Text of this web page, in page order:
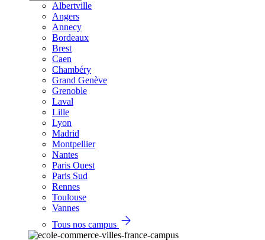
Albertville
Angers
Annecy
Bordeaux
Brest
Caen
Chambéry
Grand Genève
Grenoble
Laval
Lille
Lyon
Madrid
Montpellier
Nantes
Paris Ouest
Paris Sud
Rennes
Toulouse
Vannes
Tous nos campus